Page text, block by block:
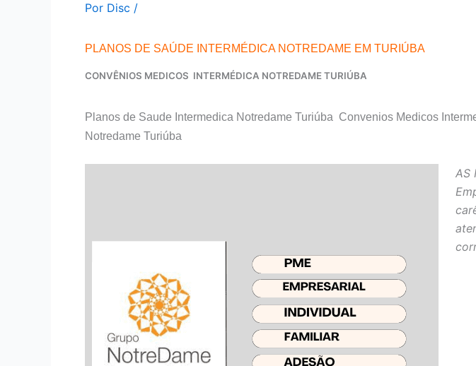
Por Disc /
PLANOS DE SAÚDE INTERMÉDICA NOTREDAME EM TURIÚBA
CONVÊNIOS MEDICOS INTERMÉDICA NOTREDAME TURIÚBA
Planos de Saude Intermedica Notredame Turiúba Convenios Medicos
Notredame Turiúba
AS